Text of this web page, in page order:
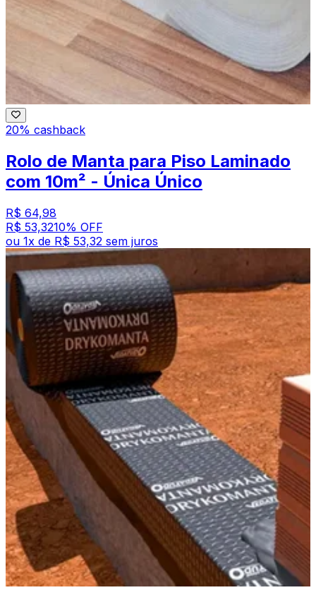
20% cashback
Rolo de Manta para Piso Laminado
com 10m² - Única Único
R$ 64,98
R$ 53,3210% OFF
ou 1x de R$ 53,32 sem juros